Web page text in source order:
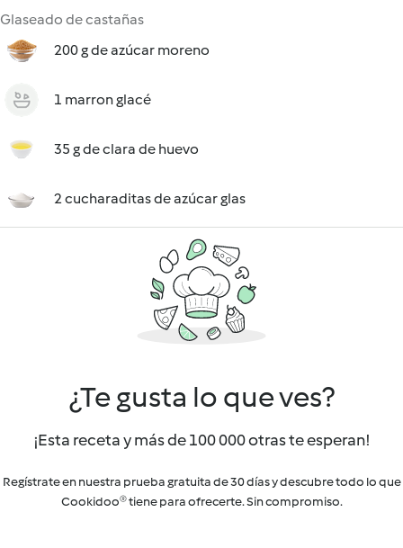
Glaseado de castañas
200 g de azúcar moreno
1 marron glacé
35 g de clara de huevo
2 cucharaditas de azúcar glas
¿Te gusta lo que ves?
¡Esta receta y más de 100 000 otras te esperan!
Regístrate en nuestra prueba gratuita de 30 días y descubre todo lo que
Cookidoo® tiene para ofrecerte. Sin compromiso.